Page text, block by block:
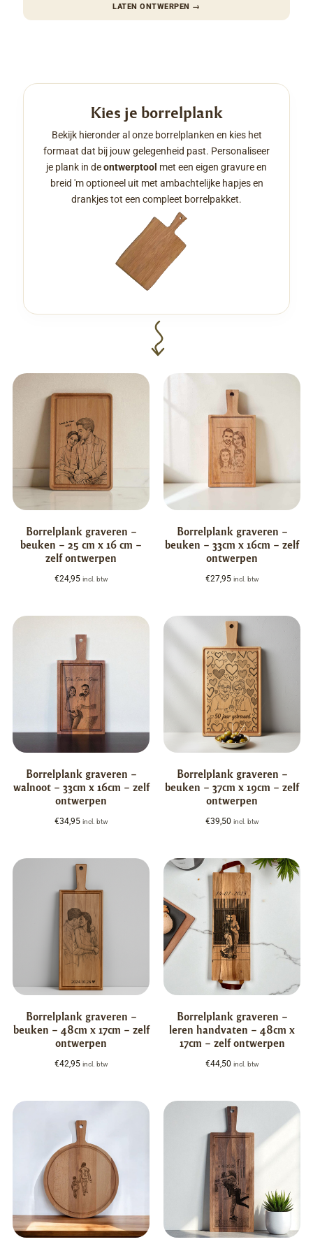
LATEN ONTWERPEN →
Kies je borrelplank
Bekijk hieronder al onze borrelplanken en kies het
formaat dat bij jouw gelegenheid past. Personaliseer
je plank in deontwerptool met een eigen gravure en
breid 'm optioneel uit met ambachtelijke hapjes en
drankjes tot een compleet borrelpakket.
Borrelplank graveren –
beuken – 25 cm x 16 cm –
zelf ontwerpen
€24,95 incl. btw
Borrelplank graveren –
beuken – 33cm x 16cm – zelf
ontwerpen
€27,95 incl. btw
Borrelplank graveren –
walnoot – 33cm x 16cm – zelf
ontwerpen
€34,95 incl. btw
Borrelplank graveren –
beuken – 37cm x 19cm – zelf
ontwerpen
€39,50 incl. btw
Borrelplank graveren –
beuken – 48cm x 17cm – zelf
ontwerpen
€42,95 incl. btw
Borrelplank graveren –
leren handvaten – 48cm x
17cm – zelf ontwerpen
€44,50 incl. btw